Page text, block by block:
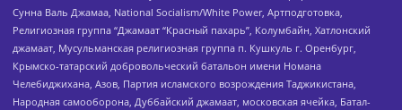
Сунна Валь Джамаа, National Socialism/White Power, Артподготовка,
Религиозная группа “Джамаат “Красный пахарь”, Колумбайн, Хатлонский
джамаат, Мусульманская религиозная группа п. Кушкуль г. Оренбург,
Крымско-татарский добровольческий батальон имени Номана
Челебиджихана, Азов, Партия исламского возрождения Таджикистана,
Народная самооборона, Дуббайский джамаат, московская ячейка, Батал-